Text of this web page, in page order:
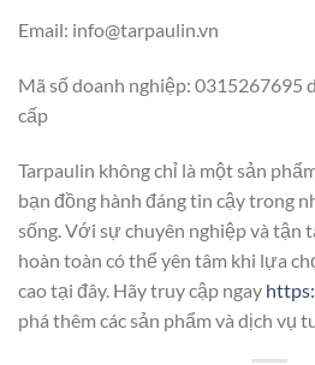
Email: info@tarpaulin.vn
Mã số doanh nghiệp: 0315267695
cấp
Tarpaulin không chỉ là một sản
bạn đồng hành đáng tin cậy trong
sống. Với sự chuyên nghiệp và tận
hoàn toàn có thể yên tâm khi lựa
cao tại đây. Hãy truy cập ngay
phá thêm các sản phẩm và dịch vụ